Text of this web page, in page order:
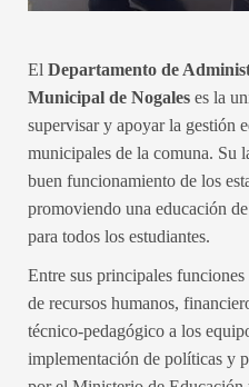
6
7
Gran jornada
🏀✨
2 MESES
El Departamento de
Municipal de Nogales es la
supervisar y apoyar la gestión
municipales de la comuna. Su
buen funcionamiento de los
promoviendo una educación
para todos los estudiantes.
Entre sus principales
de recursos humanos,
técnico-pedagógico a los
implementación de políticas y